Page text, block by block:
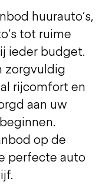
huurauto’s,
tot ruime
ieder budget.
zorgvuldig
rijcomfort en
aan uw
op de
perfecte auto